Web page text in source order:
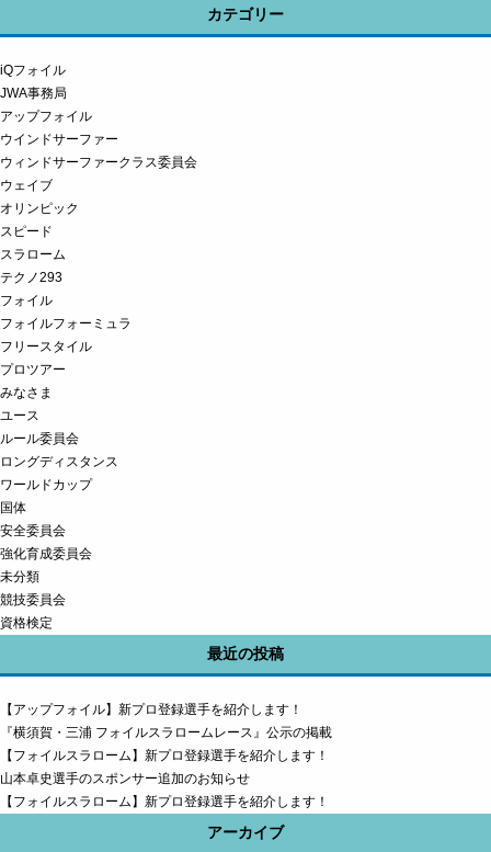
カテゴリー
iQフォイル
JWA事務局
アップフォイル
ウインドサーファー
ウィンドサーファークラス委員会
ウェイブ
オリンピック
スピード
スラローム
テクノ293
フォイル
フォイルフォーミュラ
フリースタイル
プロツアー
みなさま
ユース
ルール委員会
ロングディスタンス
ワールドカップ
国体
安全委員会
強化育成委員会
未分類
競技委員会
資格検定
最近の投稿
【アップフォイル】新プロ登録選手を紹介します！
『横須賀・三浦 フォイルスラロームレース』公示の掲載
【フォイルスラローム】新プロ登録選手を紹介します！
山本卓史選手のスポンサー追加のお知らせ
【フォイルスラローム】新プロ登録選手を紹介します！
アーカイブ